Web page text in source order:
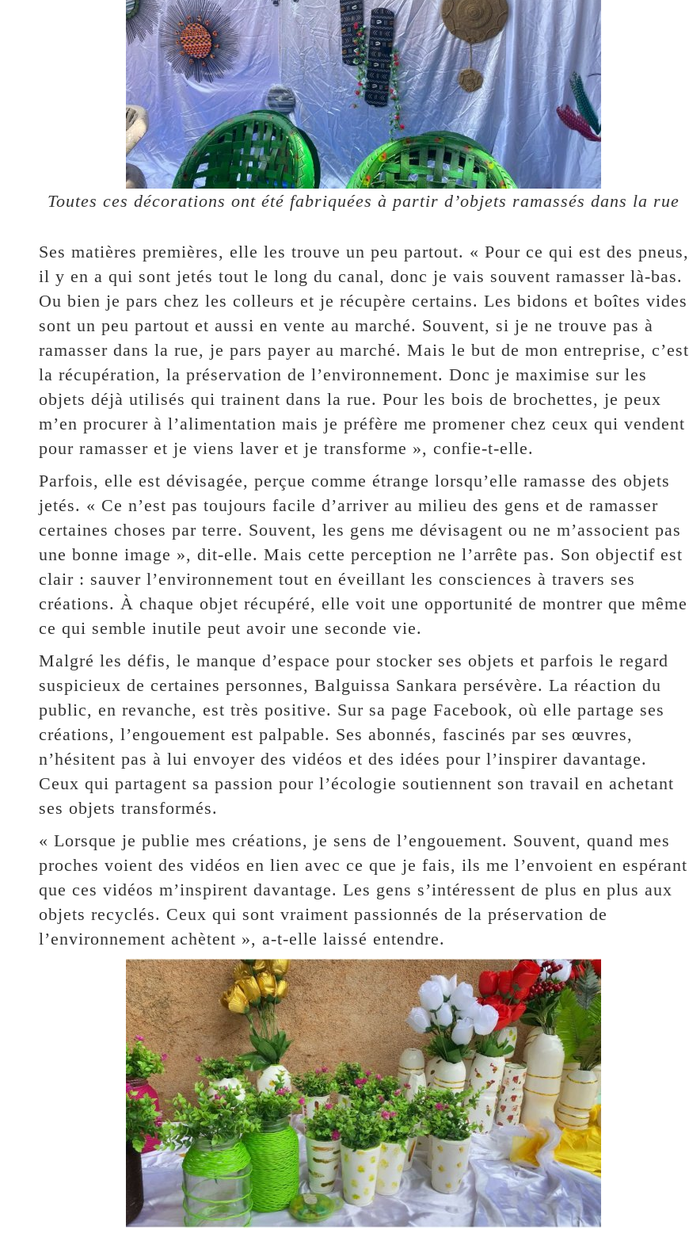
Toutes ces décorations ont été fabriquées à partir d’objets ramassés dans la rue
Ses matières premières, elle les trouve un peu partout. « Pour ce qui est des pneus,
il y en a qui sont jetés tout le long du canal, donc je vais souvent ramasser là-bas.
Ou bien je pars chez les colleurs et je récupère certains. Les bidons et boîtes vides
sont un peu partout et aussi en vente au marché. Souvent, si je ne trouve pas à
ramasser dans la rue, je pars payer au marché. Mais le but de mon entreprise, c’est
la récupération, la préservation de l’environnement. Donc je maximise sur les
objets déjà utilisés qui trainent dans la rue. Pour les bois de brochettes, je peux
m’en procurer à l’alimentation mais je préfère me promener chez ceux qui vendent
pour ramasser et je viens laver et je transforme », confie-t-elle.
Parfois, elle est dévisagée, perçue comme étrange lorsqu’elle ramasse des objets
jetés. « Ce n’est pas toujours facile d’arriver au milieu des gens et de ramasser
certaines choses par terre. Souvent, les gens me dévisagent ou ne m’associent pas
une bonne image », dit-elle. Mais cette perception ne l’arrête pas. Son objectif est
clair : sauver l’environnement tout en éveillant les consciences à travers ses
créations. À chaque objet récupéré, elle voit une opportunité de montrer que même
ce qui semble inutile peut avoir une seconde vie.
Malgré les défis, le manque d’espace pour stocker ses objets et parfois le regard
suspicieux de certaines personnes, Balguissa Sankara persévère. La réaction du
public, en revanche, est très positive. Sur sa page Facebook, où elle partage ses
créations, l’engouement est palpable. Ses abonnés, fascinés par ses œuvres,
n’hésitent pas à lui envoyer des vidéos et des idées pour l’inspirer davantage.
Ceux qui partagent sa passion pour l’écologie soutiennent son travail en achetant
ses objets transformés.
« Lorsque je publie mes créations, je sens de l’engouement. Souvent, quand mes
proches voient des vidéos en lien avec ce que je fais, ils me l’envoient en espérant
que ces vidéos m’inspirent davantage. Les gens s’intéressent de plus en plus aux
objets recyclés. Ceux qui sont vraiment passionnés de la préservation de
l’environnement achètent », a-t-elle laissé entendre.